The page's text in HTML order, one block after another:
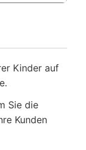
Kinder auf
Sie die
Kunden